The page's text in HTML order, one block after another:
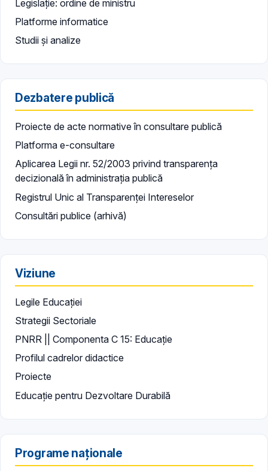
Legislație: ordine de ministru
Platforme informatice
Studii și analize
Dezbatere publică
Proiecte de acte normative în consultare publică
Platforma e-consultare
Aplicarea Legii nr. 52/2003 privind transparența
decizională în administrația publică
Registrul Unic al Transparenței Intereselor
Consultări publice (arhivă)
Viziune
Legile Educației
Strategii Sectoriale
PNRR || Componenta C 15: Educație
Profilul cadrelor didactice
Proiecte
Educație pentru Dezvoltare Durabilă
Programe naționale